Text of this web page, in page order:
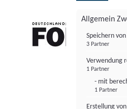
Allgemein
Speichern
3 Partner
Verwendung
1 Partner
- mit
1 Partner
Erstellung
FONDS professionell